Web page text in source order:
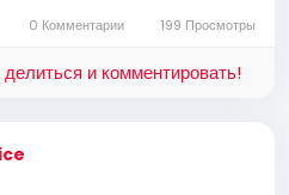
provides professional
every stage.
driving-lessons/
0 Комментарии 199 Просмотры
и комментировать!